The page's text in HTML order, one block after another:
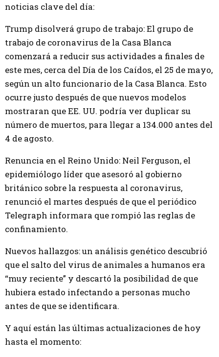
noticias clave del día:
Trump disolverá grupo de trabajo: El grupo de
trabajo de coronavirus de la Casa Blanca
comenzará a reducir sus actividades a finales de
este mes, cerca del Día de los Caídos, el 25 de mayo,
según un alto funcionario de la Casa Blanca. Esto
ocurre justo después de que nuevos modelos
mostraran que EE. UU. podría ver duplicar su
número de muertos, para llegar a 134.000 antes del
4 de agosto.
Renuncia en el Reino Unido: Neil Ferguson, el
epidemiólogo líder que asesoró al gobierno
británico sobre la respuesta al coronavirus,
renunció el martes después de que el periódico
Telegraph informara que rompió las reglas de
confinamiento.
Nuevos hallazgos: un análisis genético descubrió
que el salto del virus de animales a humanos era
“muy reciente” y descartó la posibilidad de que
hubiera estado infectando a personas mucho
antes de que se identificara.
Y aquí están las últimas actualizaciones de hoy
hasta el momento: